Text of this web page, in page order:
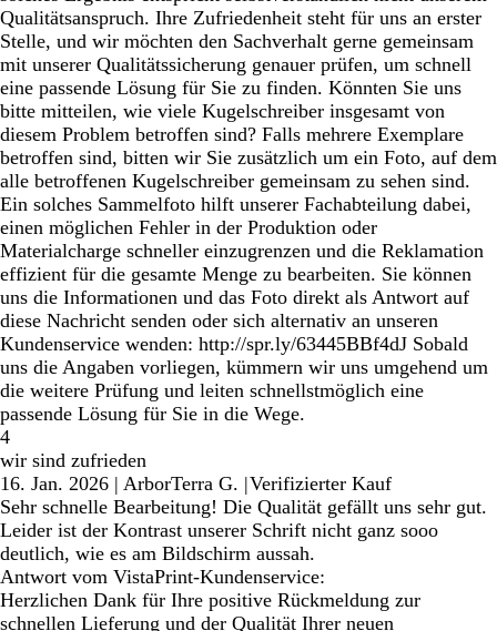
Qualitätsanspruch. Ihre Zufriedenheit steht für uns an erster
Stelle, und wir möchten den Sachverhalt gerne gemeinsam
mit unserer Qualitätssicherung genauer prüfen, um schnell
eine passende Lösung für Sie zu finden. Könnten Sie uns
bitte mitteilen, wie viele Kugelschreiber insgesamt von
diesem Problem betroffen sind? Falls mehrere Exemplare
betroffen sind, bitten wir Sie zusätzlich um ein Foto, auf dem
alle betroffenen Kugelschreiber gemeinsam zu sehen sind.
Ein solches Sammelfoto hilft unserer Fachabteilung dabei,
einen möglichen Fehler in der Produktion oder
Materialcharge schneller einzugrenzen und die Reklamation
effizient für die gesamte Menge zu bearbeiten. Sie können
uns die Informationen und das Foto direkt als Antwort auf
diese Nachricht senden oder sich alternativ an unseren
Kundenservice wenden: http://spr.ly/63445BBf4dJ Sobald
uns die Angaben vorliegen, kümmern wir uns umgehend um
die weitere Prüfung und leiten schnellstmöglich eine
passende Lösung für Sie in die Wege.
4
wir sind zufrieden
16. Jan. 2026 | ArborTerra G. |Verifizierter Kauf
Sehr schnelle Bearbeitung! Die Qualität gefällt uns sehr gut.
Leider ist der Kontrast unserer Schrift nicht ganz sooo
deutlich, wie es am Bildschirm aussah.
Antwort vom VistaPrint-Kundenservice:
Herzlichen Dank für Ihre positive Rückmeldung zur
schnellen Lieferung und der Qualität Ihrer neuen